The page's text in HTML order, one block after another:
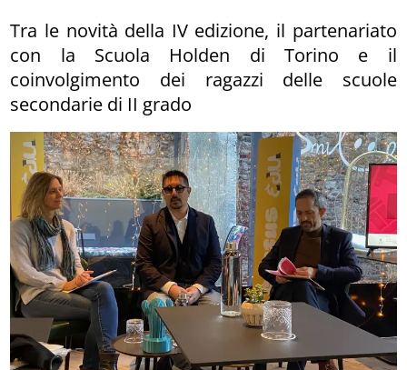
Tra le novità della IV edizione, il partenariato
con la Scuola Holden di Torino e il
coinvolgimento dei ragazzi delle scuole
secondarie di II grado